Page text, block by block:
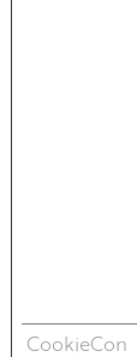
CookieCon